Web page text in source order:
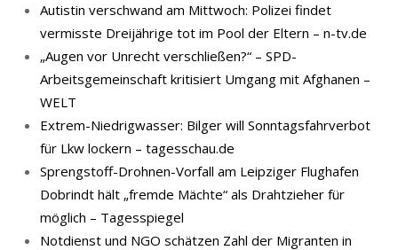
Autistin verschwand am Mittwoch: Polizei findet
vermisste Dreijährige tot im Pool der Eltern – n-tv.de
„Augen vor Unrecht verschließen?“ – SPD-
Arbeitsgemeinschaft kritisiert Umgang mit Afghanen –
WELT
Extrem-Niedrigwasser: Bilger will Sonntagsfahrverbot
für Lkw lockern – tagesschau.de
Sprengstoff-Drohnen-Vorfall am Leipziger Flughafen
Dobrindt hält „fremde Mächte“ als Drahtzieher für
möglich – Tagesspiegel
Notdienst und NGO schätzen Zahl der Migranten in